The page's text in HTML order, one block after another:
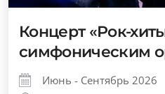
Концерт «Рок-
симфоническим
Июнь - Сентябрь 2026